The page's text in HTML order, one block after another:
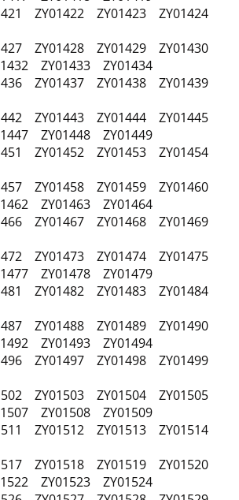
ZY01422 ZY01423 ZY01424
ZY01428 ZY01429 ZY01430
ZY01433 ZY01434
ZY01437 ZY01438 ZY01439
ZY01443 ZY01444 ZY01445
ZY01448 ZY01449
ZY01452 ZY01453 ZY01454
ZY01458 ZY01459 ZY01460
ZY01463 ZY01464
ZY01467 ZY01468 ZY01469
ZY01473 ZY01474 ZY01475
ZY01478 ZY01479
ZY01482 ZY01483 ZY01484
ZY01488 ZY01489 ZY01490
ZY01493 ZY01494
ZY01497 ZY01498 ZY01499
ZY01503 ZY01504 ZY01505
ZY01508 ZY01509
ZY01512 ZY01513 ZY01514
ZY01518 ZY01519 ZY01520
ZY01523 ZY01524